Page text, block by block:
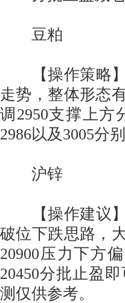
豆粕
【操作策略】
走势，整体形态
调2950支撑上方
2986以及3005分
沪锌
【操作建议】
破位下跌思路，
20900压力下方
20450分批止盈
测仅供参考。